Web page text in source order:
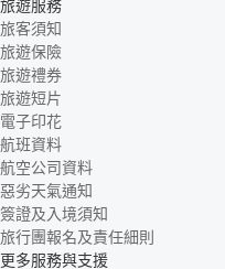
旅客須知
旅遊保險
旅遊禮券
旅遊短片
電子印花
航班資料
航空公司資料
惡劣天氣通知
簽證及入境須知
旅行團報名及責任細則
更多服務與支援